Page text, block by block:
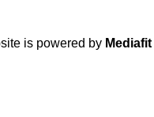
is powered by Mediafit